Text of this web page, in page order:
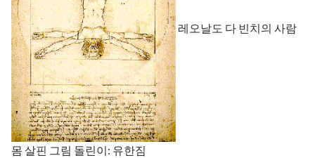
레오날도 다 빈치의 사람
몸 살핀 그림 돌린이: 유한짐